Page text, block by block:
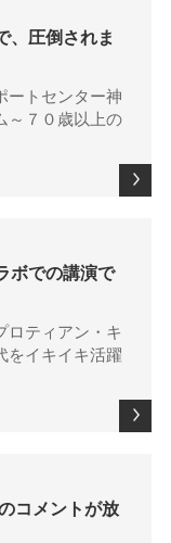
、圧倒されま
ートセンター神
～７０歳以上の
ボでの講演で
ロティアン・キ
をイキイキ活躍
コメントが放